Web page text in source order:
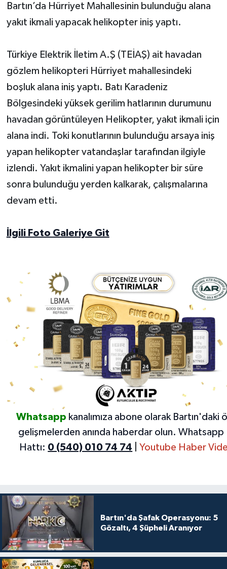
Bartın’da Hürriyet Mahallesinin bulunduğu alana
yakıt ikmali yapacak helikopter iniş yaptı.
Türkiye Elektrik İletim A.Ş (TEİAŞ) ait havadan
gözlem helikopteri Hürriyet mahallesindeki
boşluk alana iniş yaptı. Batı Karadeniz
Bölgesindeki yüksek gerilim hatlarının durumunu
havadan görüntüleyen Helikopter, yakıt ikmali için
alana indi. Toki konutlarının bulunduğu arsaya iniş
yapan helikopter vatandaşlar tarafından ilgiyle
izlendi. Yakıt ikmalini yapan helikopter bir süre
sonra bulunduğu yerden kalkarak, çalışmalarına
devam etti.
İlgili Foto Galeriye Git
Whatsapp kanalımıza abone olarak Bartın'daki
gelişmelerden anında haberdar olun. Whatsapp
Hattı: 0 (540) 010 74 74 Youtube Haber
Bartın'da Şafak Operasyonu: 5
Gözaltı, 4 Şüpheli Aranıyor
Yerel Yönetimler
YEREL